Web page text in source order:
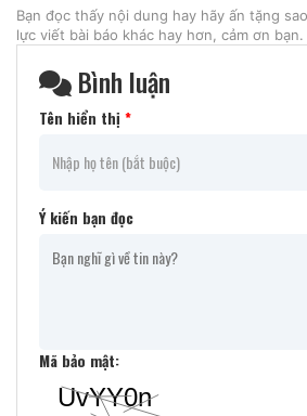
Bạn đọc thấy nội dung hay hãy ấn tặng
lực viết bài báo khác hay hơn, cảm ơn bạn.
Bình luận
Tên hiển thị *
Ý kiến bạn đọc
Mã bảo mật: